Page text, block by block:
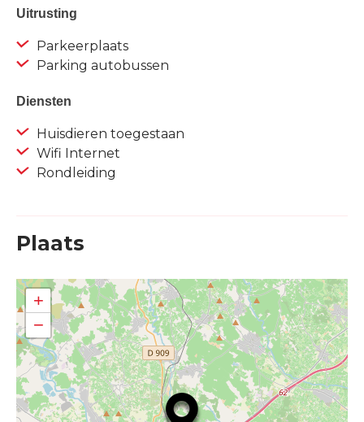
Uitrusting
Parkeerplaats
Parking autobussen
Diensten
Huisdieren toegestaan
Wifi Internet
Rondleiding
Plaats
+
−